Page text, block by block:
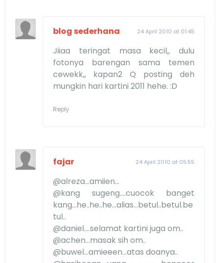
blog sederhana 24 April 2010 at 01:45
Jiiaa teringat masa kecil,, dulu
fotonya barengan sama temen
cewekk,, kapan2 Q posting deh
mungkin hari kartini 2011 hehe. :D
Reply
fajar 24 April 2010 at 05:55
@alreza...amiien...
@kang sugeng....cuocok banget
kang...he..he..he...alias...betul..betul.be
tul..
@daniel....selamat kartini juga om..
@achen...masak sih om..
@buwel...amieeen...atas doanya..